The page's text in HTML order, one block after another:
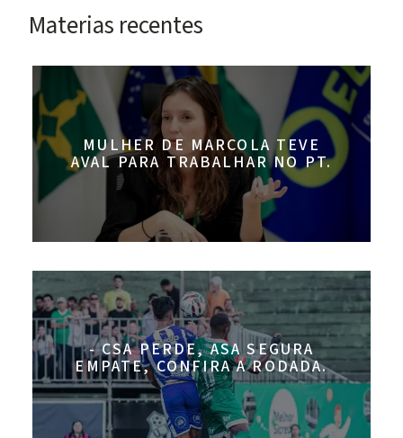
Materias recentes
MULHER DE MARCOLA TEVE
AVAL PARA TRABALHAR NO PT.
- CSA PERDE, ASA SEGURA
EMPATE, CONFIRA A RODADA.